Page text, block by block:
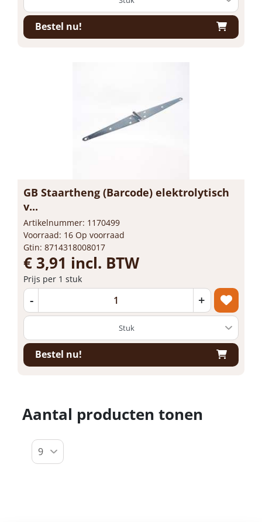
Bestel nu!
GB Staartheng (Barcode) elektrolytisch
v...
Artikelnummer: 1170499
Voorraad: 16 Op voorraad
Gtin: 8714318008017
€ 3,91 incl. BTW
Prijs per 1 stuk
- +
Bestel nu!
Aantal producten tonen